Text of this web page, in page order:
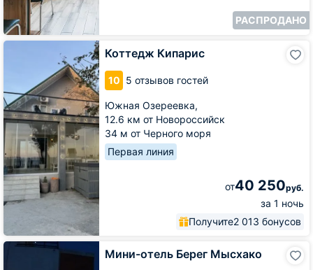
РАСПРОДАНО
Коттедж Кипарис
10 5 отзывов гостей
Южная Озереевка,
12.6 км от Новороссийск
34 м от Черного моря
Первая линия
от40 250руб.
за 1 ночь
Получите2 013 бонусов
Коттедж
Мини-отель Берег Мысхако
Мини-